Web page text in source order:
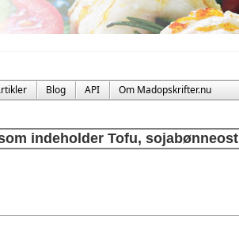
Blog API Om Madopskrifter.nu
indeholder Tofu, sojabønneost